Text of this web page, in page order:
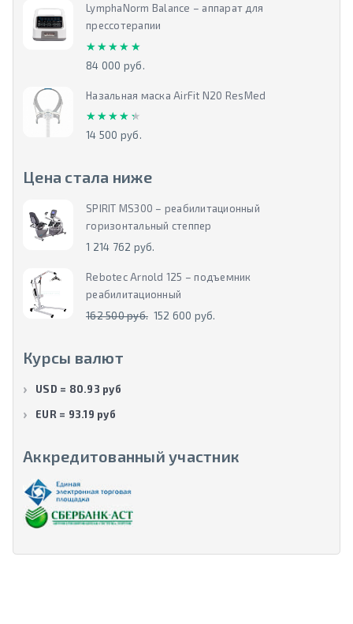
LymphaNorm Balance – аппарат для
прессотерапии
★★★★★
★★★★★
84 000 руб.
Назальная маска AirFit N20 ResMed
★★★★★
★★★★★
14 500 руб.
Цена стала ниже
SPIRIT MS300 – реабилитационный
горизонтальный степпер
1 214 762 руб.
Rebotec Arnold 125 – подъемник
реабилитационный
162 500 руб. 152 600 руб.
Курсы валют
USD = 80.93 руб
EUR = 93.19 руб
Аккредитованный участник